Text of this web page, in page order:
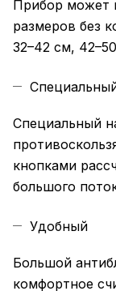
Прибор может
размеров без
32–42 см,
Специальный
кнопками
большого
Удобный
Большой
комфортное